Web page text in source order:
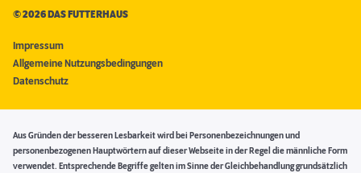
©2026 DAS FUTTERHAUS
Impressum
Allgemeine Nutzungsbedingungen
Datenschutz
Aus Gründen der besseren Lesbarkeit wird bei Personenbezeichnungen und
personenbezogenen Hauptwörtern auf dieser Webseite in der Regel die männliche Form
verwendet. Entsprechende Begriffe gelten im Sinne der Gleichbehandlung grundsätzlich